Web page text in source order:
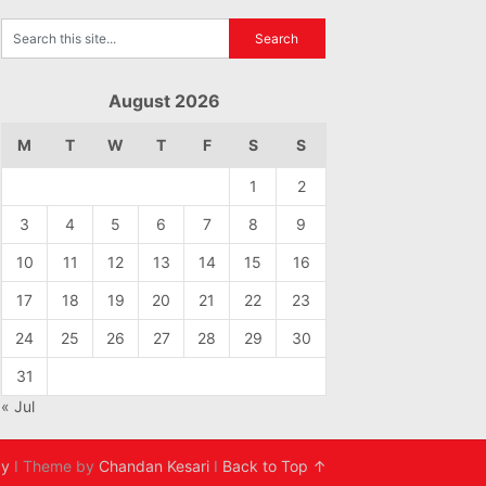
August 2026
M T W T F S S
1 2
3 4 5 6 7 8 9
10 11 12 13 14 15 16
17 18 19 20 21 22 23
24 25 26 27 28 29 30
31
« Jul
I Theme by Chandan Kesari I Back to Top ↑